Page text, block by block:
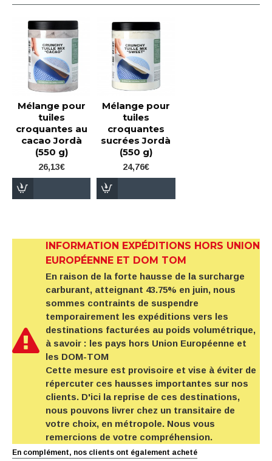
Mélange pour
tuiles
croquantes au
cacao Jordà
(550 g)
26,13€
Mélange pour
tuiles
croquantes
sucrées Jordà
(550 g)
24,76€
INFORMATION EXPÉDITIONS HORS UNION
EUROPÉENNE ET DOM TOM
En raison de la forte hausse de la surcharge
carburant, atteignant 43.75% en juin, nous
sommes contraints de suspendre
temporairement les expéditions vers les
destinations facturées au poids volumétrique,
à savoir : les pays hors Union Européenne et
les DOM-TOM
Cette mesure est provisoire et vise à éviter de
répercuter ces hausses importantes sur nos
clients. D'ici la reprise de ces destinations,
nous pouvons livrer chez un transitaire de
votre choix, en métropole. Nous vous
remercions de votre compréhension.
En complément, nos clients ont également acheté